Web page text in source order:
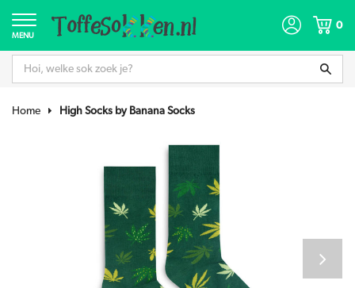
MENU
0
Home High Socks by Banana Socks